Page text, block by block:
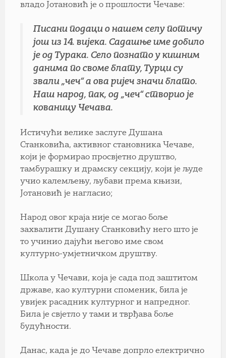
владо Јотановић је о прошлости Чечаве:
Писани подаци о нашем селу потичу
још из 14. вијека. Садашње име добило
је од Турака. Село познато у кишним
данима по своме блату, Турци су
звали „чеч“ а ова ријеч значи блато.
Наш народ, пак, од „чеч“ створио је
кованицу Чечава.
Истичући велике заслуге Душана
Станковића, активног становника Чечаве,
који је формирао просвјетно друштво,
тамбурашку и драмску секцију, који је људе
учио калемљењу, љубави према књизи,
Јотановић је нагласио;
Народ овог краја није се могао боље
захвалити Душану Станковићу него што је
то учинио дајући његово име свом
културно-умјетничком друштву.
Школа у Чечави, која је сада под заштитом
државе, као културни споменик, била је
увијек расадник културног и напредног.
Била је свјетло у тами и тврђава боље
будућности.
Данас, када је до Чечаве допрло електрично